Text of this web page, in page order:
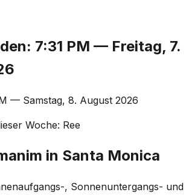
: 7:31 PM — Freitag, 7.
— Samstag, 8. August 2026
Woche: Ree
in Santa Monica
, Sonnenuntergangs- und